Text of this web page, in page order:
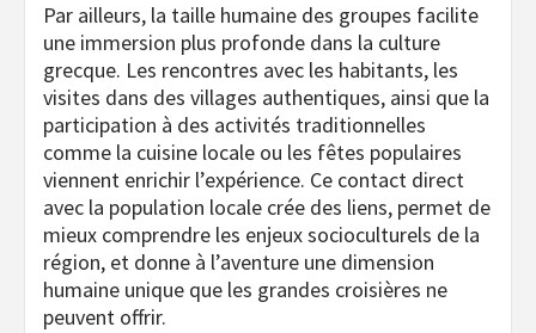
Par ailleurs, la taille humaine des groupes facilite
une immersion plus profonde dans la culture
grecque. Les rencontres avec les habitants, les
visites dans des villages authentiques, ainsi que la
participation à des activités traditionnelles
comme la cuisine locale ou les fêtes populaires
viennent enrichir l’expérience. Ce contact direct
avec la population locale crée des liens, permet de
mieux comprendre les enjeux socioculturels de la
région, et donne à l’aventure une dimension
humaine unique que les grandes croisières ne
peuvent offrir.